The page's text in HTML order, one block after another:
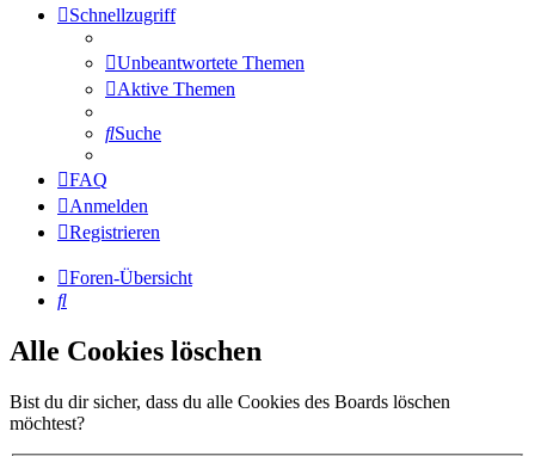
Schnellzugriff
Unbeantwortete Themen
Aktive Themen
Suche
FAQ
Anmelden
Registrieren
Foren-Übersicht
Suche
Alle Cookies löschen
Bist du dir sicher, dass du alle Cookies des Boards löschen
möchtest?